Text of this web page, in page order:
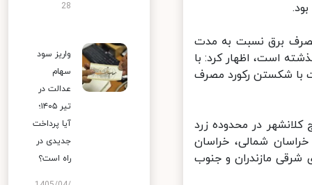
افزایش ۵.۸ درصدی رشد مصرف برق نسبت به مدت
از مرز ۵۷ هزار مگاوات گذشته است، اظهار کرد: با
از ۵۷ هزار و ۲۰۰ مگاوات تنها حدود ۳۹۰ مگاوات با شکستن رکورد مصرف
نشان داد که ۱۴ استان و پنج کلانشهر در محدوده زرد
شمالی، خراسان
مازندران و جنوب
28
واریز سود
سهام
عدالت در
تیر ۱۴۰۵؛
آیا پرداخت
جدیدی در
راه است؟